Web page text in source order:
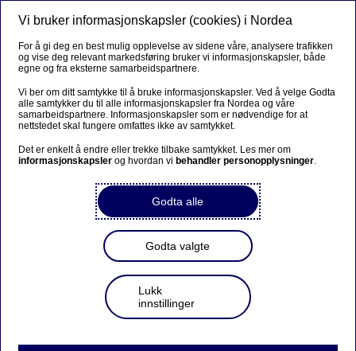
Vi bruker informasjonskapsler (cookies) i Nordea
For å gi deg en best mulig opplevelse av sidene våre, analysere trafikken
og vise deg relevant markedsføring bruker vi informasjonskapsler, både
egne og fra eksterne samarbeidspartnere.
Vi ber om ditt samtykke til å bruke informasjonskapsler. Ved å velge Godta
alle samtykker du til alle informasjonskapsler fra Nordea og våre
samarbeidspartnere. Informasjonskapsler som er nødvendige for at
nettstedet skal fungere omfattes ikke av samtykket.
Det er enkelt å endre eller trekke tilbake samtykket. Les mer om
informasjonskapsler og hvordan vi behandler personopplysninger.
Godta alle
Godta valgte
Lukk
innstillinger